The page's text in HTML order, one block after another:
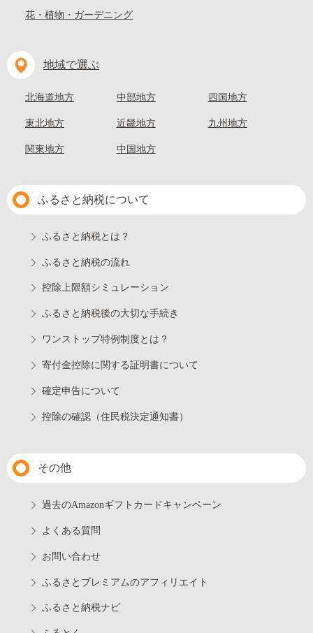
花・植物・ガーデニング
地域で選ぶ
北海道地方
東北地方
関東地方
中部地方
近畿地方
中国地方
四国地方
九州地方
ふるさと納税について
ふるさと納税とは？
ふるさと納税の流れ
控除上限額シミュレーション
ふるさと納税後の大切な手続き
ワンストップ特例制度とは？
寄付金控除に関する証明書について
確定申告について
控除の確認（住民税決定通知書）
その他
過去のAmazonギフトカードキャンペーン
よくある質問
お問い合わせ
ふるさとプレミアムのアフィリエイト
ふるさと納税ナビ